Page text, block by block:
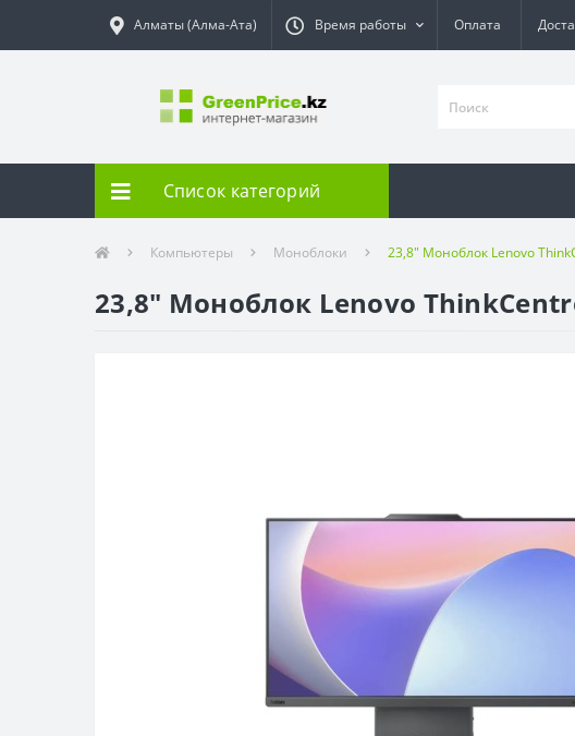
Алматы (Алма-Ата) Время работы Оплата
Список категорий
Компьютеры Моноблоки 23,8" Моноблок Lenovo
23,8" Моноблок Lenovo